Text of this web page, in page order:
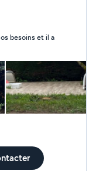
besoins et il a